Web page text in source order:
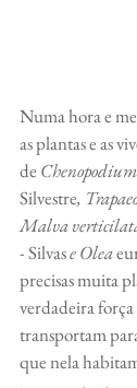
Numa hora e
as plantas e as
de
Silvestre,
Malva
- Silvas e Olea
precisas muita
verdadeira
transportam
que nela